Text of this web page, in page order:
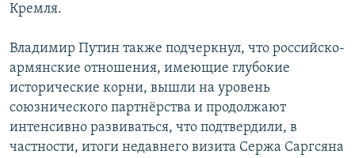
Кремля.
Владимир Путин также подчеркнул, что российско-
армянские отношения, имеющие глубокие
исторические корни, вышли на уровень
союзнического партнёрства и продолжают
интенсивно развиваться, что подтвердили, в
частности, итоги недавнего визита Сержа Саргсяна